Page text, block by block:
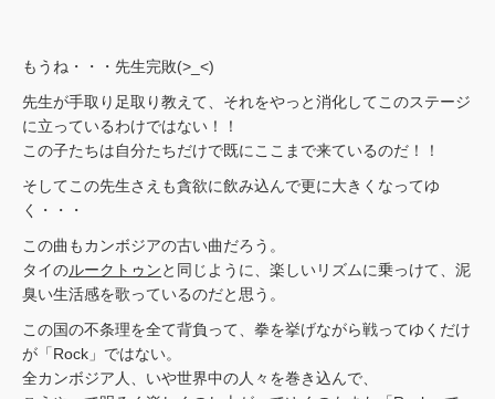
もうね・・・先生完敗(>_<)
先生が手取り足取り教えて、それをやっと消化してこのステージ
に立っているわけではない！！
この子たちは自分たちだけで既にここまで来ているのだ！！
そしてこの先生さえも貪欲に飲み込んで更に大きくなってゆ
く・・・
この曲もカンボジアの古い曲だろう。
タイのルークトゥンと同じように、楽しいリズムに乗っけて、泥
臭い生活感を歌っているのだと思う。
この国の不条理を全て背負って、拳を挙げながら戦ってゆくだけ
が「Rock」ではない。
全カンボジア人、いや世界中の人々を巻き込んで、